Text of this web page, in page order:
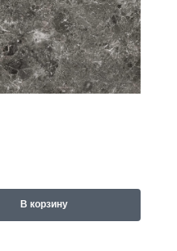
В корзину